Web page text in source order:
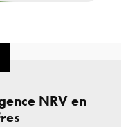
NRV en